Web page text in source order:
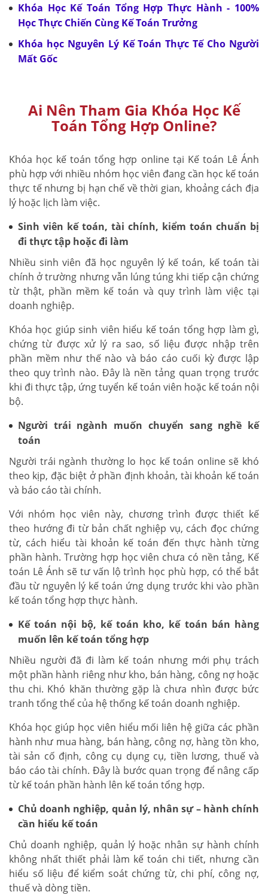
Khóa Học Kế Toán Tổng Hợp Thực Hành - 100%
Học Thực Chiến Cùng Kế Toán Trưởng
Khóa học Nguyên Lý Kế Toán Thực Tế Cho Người
Mất Gốc
Ai Nên Tham Gia Khóa Học Kế
Toán Tổng Hợp Online?
Khóa học kế toán tổng hợp online tại Kế toán Lê Ánh
phù hợp với nhiều nhóm học viên đang cần học kế toán
thực tế nhưng bị hạn chế về thời gian, khoảng cách địa
lý hoặc lịch làm việc.
Sinh viên kế toán, tài chính, kiểm toán chuẩn bị
đi thực tập hoặc đi làm
Nhiều sinh viên đã học nguyên lý kế toán, kế toán tài
chính ở trường nhưng vẫn lúng túng khi tiếp cận chứng
từ thật, phần mềm kế toán và quy trình làm việc tại
doanh nghiệp.
Khóa học giúp sinh viên hiểu kế toán tổng hợp làm gì,
chứng từ được xử lý ra sao, số liệu được nhập trên
phần mềm như thế nào và báo cáo cuối kỳ được lập
theo quy trình nào. Đây là nền tảng quan trọng trước
khi đi thực tập, ứng tuyển kế toán viên hoặc kế toán nội
bộ.
Người trái ngành muốn chuyển sang nghề kế
toán
Người trái ngành thường lo học kế toán online sẽ khó
theo kịp, đặc biệt ở phần định khoản, tài khoản kế toán
và báo cáo tài chính.
Với nhóm học viên này, chương trình được thiết kế
theo hướng đi từ bản chất nghiệp vụ, cách đọc chứng
từ, cách hiểu tài khoản kế toán đến thực hành từng
phần hành. Trường hợp học viên chưa có nền tảng, Kế
toán Lê Ánh sẽ tư vấn lộ trình học phù hợp, có thể bắt
đầu từ nguyên lý kế toán ứng dụng trước khi vào phần
kế toán tổng hợp thực hành.
Kế toán nội bộ, kế toán kho, kế toán bán hàng
muốn lên kế toán tổng hợp
Nhiều người đã đi làm kế toán nhưng mới phụ trách
một phần hành riêng như kho, bán hàng, công nợ hoặc
thu chi. Khó khăn thường gặp là chưa nhìn được bức
tranh tổng thể của hệ thống kế toán doanh nghiệp.
Khóa học giúp học viên hiểu mối liên hệ giữa các phần
hành như mua hàng, bán hàng, công nợ, hàng tồn kho,
tài sản cố định, công cụ dụng cụ, tiền lương, thuế và
báo cáo tài chính. Đây là bước quan trọng để nâng cấp
từ kế toán phần hành lên kế toán tổng hợp.
Chủ doanh nghiệp, quản lý, nhân sự – hành chính
cần hiểu kế toán
Chủ doanh nghiệp, quản lý hoặc nhân sự hành chính
không nhất thiết phải làm kế toán chi tiết, nhưng cần
hiểu số liệu để kiểm soát chứng từ, chi phí, công nợ,
thuế và dòng tiền.